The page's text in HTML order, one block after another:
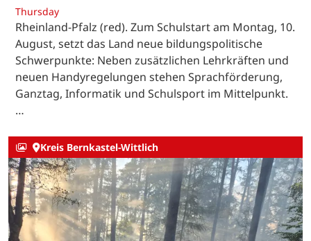
Thursday
Rheinland-Pfalz (red). Zum Schulstart am Montag, 10.
August, setzt das Land neue bildungspolitische
Schwerpunkte: Neben zusätzlichen Lehrkräften und
neuen Handyregelungen stehen Sprachförderung,
Ganztag, Informatik und Schulsport im Mittelpunkt.
…
Kreis Bernkastel-Wittlich